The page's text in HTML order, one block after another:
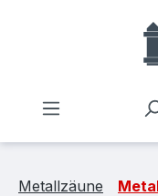
Zum Hauptinhalt
Metallzäune